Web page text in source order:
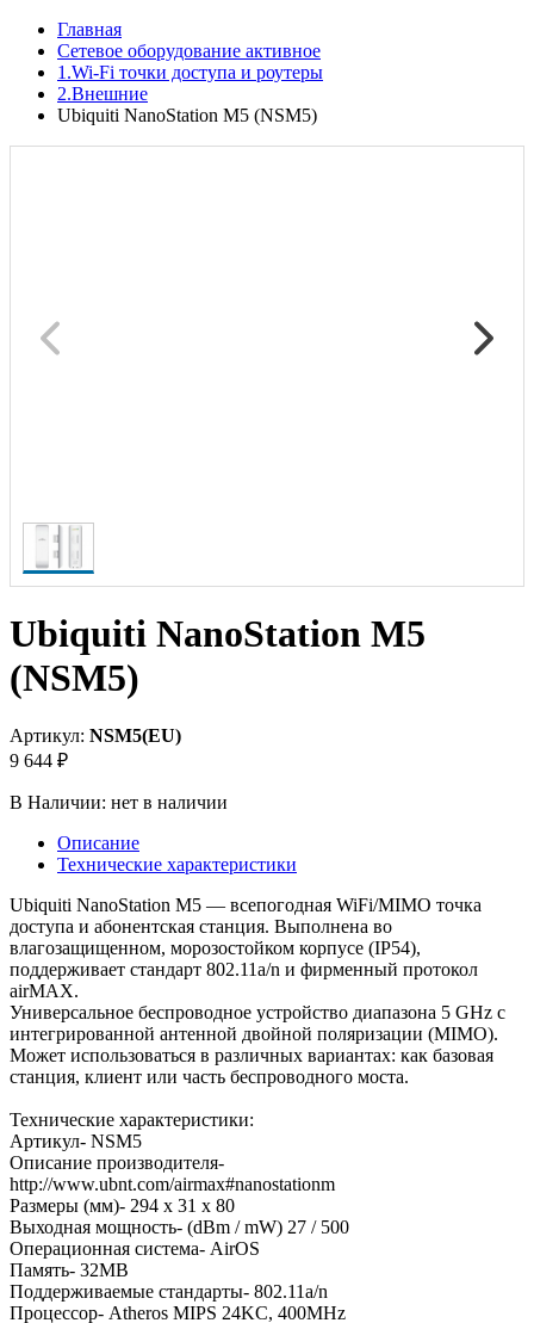
Главная
Сетевое оборудование активное
1.Wi-Fi точки доступа и роутеры
2.Внешние
Ubiquiti NanoStation M5 (NSM5)
Ubiquiti NanoStation M5
(NSM5)
Артикул: NSM5(EU)
9 644 ₽
В Наличии: нет в наличии
Описание
Технические характеристики
Ubiquiti NanoStation M5 — всепогодная WiFi/MIMO точка
доступа и абонентская станция. Выполнена во
влагозащищенном, морозостойком корпусе (IP54),
поддерживает стандарт 802.11a/n и фирменный протокол
airMAX.
Универсальное беспроводное устройство диапазона 5 GHz с
интегрированной антенной двойной поляризации (MIMO).
Может использоваться в различных вариантах: как базовая
станция, клиент или часть беспроводного моста.
Технические характеристики:
Артикул- NSM5
Описание производителя-
http://www.ubnt.com/airmax#nanostationm
Размеры (мм)- 294 x 31 x 80
Выходная мощность- (dBm / mW) 27 / 500
Операционная система- AirOS
Память- 32MB
Поддерживаемые стандарты- 802.11a/n
Процессор- Atheros MIPS 24KC, 400MHz